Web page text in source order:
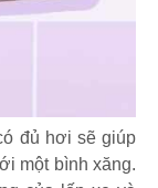
đủ hơi sẽ giúp
một bình xăng.